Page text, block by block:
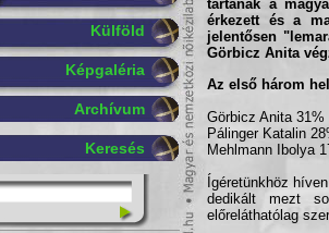
Külföld
Képgaléria
Archívum
Keresés
tartanak a
érkezett és a
jelentősen
Görbicz Anita
Az első három
Görbicz Anita 31%
Pálinger Katalin
Mehlmann Ibolya
Ígéretünkhöz
dedikált mezt
előreláthatólag